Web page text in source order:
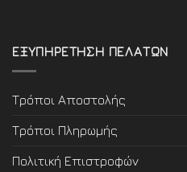
ΕΞΥΠΗΡΕΤΗΣΗ ΠΕΛΑΤΩΝ
Τρόποι Αποστολής
Τρόποι Πληρωμής
Πολιτική Επιστροφών